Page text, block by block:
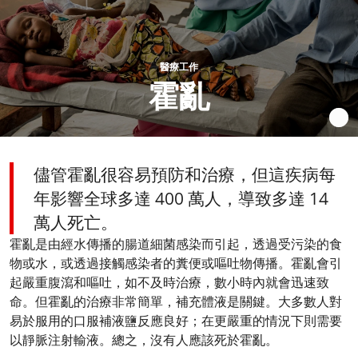
醫療工作
霍亂
儘管霍亂很容易預防和治療，但這疾病每
年影響全球多達 400 萬人，導致多達 14
萬人死亡。
霍亂是由經水傳播的腸道細菌感染而引起，透過受污染的食
物或水，或透過接觸感染者的糞便或嘔吐物傳播。霍亂會引
起嚴重腹瀉和嘔吐，如不及時治療，數小時內就會迅速致
命。但霍亂的治療非常簡單，補充體液是關鍵。大多數人對
易於服用的口服補液鹽反應良好；在更嚴重的情況下則需要
以靜脈注射輸液。總之，沒有人應該死於霍亂。